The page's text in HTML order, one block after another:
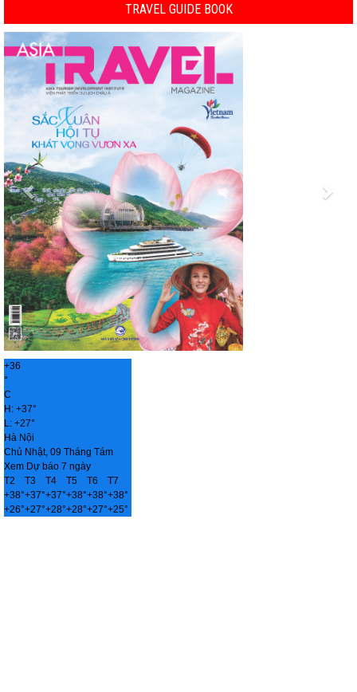
TRAVEL GUIDE BOOK
Previous
+36
°
C
H: +37°
L: +27°
Hà Nội
Chủ Nhật, 09 Tháng Tám
Xem Dự báo 7 ngày
T2
T3 T4 T5 T6
T7
+38°+37°+37°+38°+38°+38°
+26°+27°+28°+28°+27°+25°